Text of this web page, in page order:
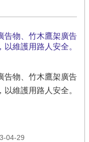
告物、竹木鷹架廣告
維護用路人安全。
告物、竹木鷹架廣告
維護用路人安全。
04-29